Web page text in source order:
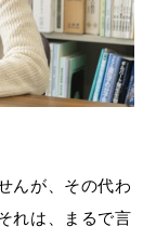
んが、その代わ
れは、まるで言